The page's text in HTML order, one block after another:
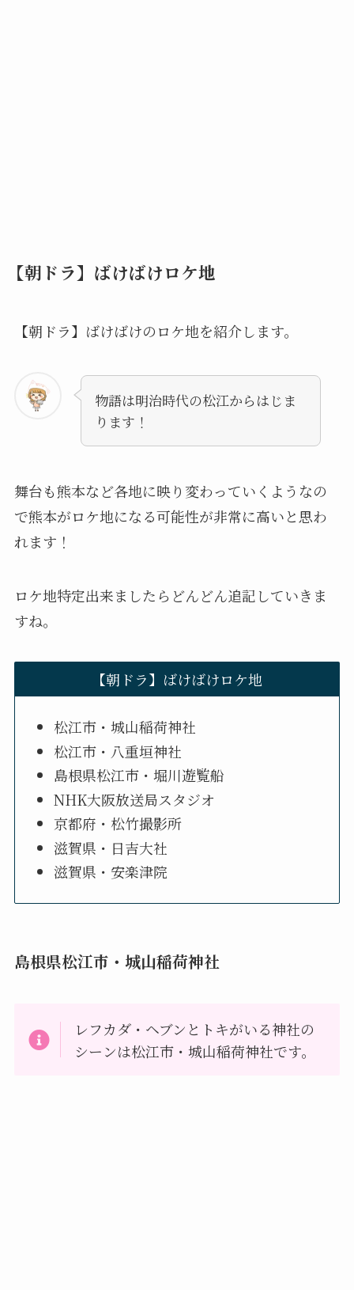
【朝ドラ】ばけばけロケ地
【朝ドラ】ばけばけのロケ地を紹介します。
物語は明治時代の松江からはじま
ります！
舞台も熊本など各地に映り変わっていくようなの
で熊本がロケ地になる可能性が非常に高いと思わ
れます！
ロケ地特定出来ましたらどんどん追記していきま
すね。
【朝ドラ】ばけばけロケ地
松江市・城山稲荷神社
松江市・八重垣神社
島根県松江市・堀川遊覧船
NHK大阪放送局スタジオ
京都府・松竹撮影所
滋賀県・日吉大社
滋賀県・安楽津院
島根県松江市・城山稲荷神社
レフカダ・ヘブンとトキがいる神社の
シーンは松江市・城山稲荷神社です。